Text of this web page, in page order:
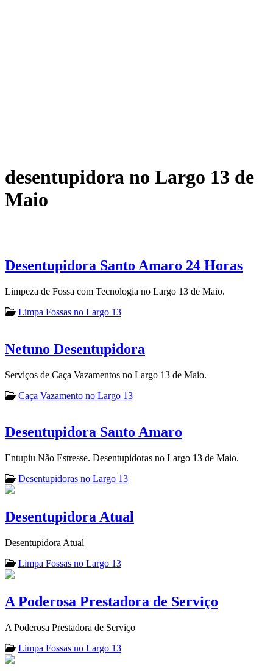
desentupidora no Largo 13 de
Maio
Desentupidora Santo Amaro 24 Horas
Limpeza de Fossa com Tecnologia no Largo 13 de Maio.
Limpa Fossas no Largo 13
Netuno Desentupidora
Serviços de Caça Vazamentos no Largo 13 de Maio.
Caça Vazamento no Largo 13
Desentupidora Santo Amaro
Entupiu Não Estresse. Desentupidoras no Largo 13 de Maio.
Desentupidoras no Largo 13
Desentupidora Atual
Desentupidora Atual
Limpa Fossas no Largo 13
A Poderosa Prestadora de Serviço
A Poderosa Prestadora de Serviço
Limpa Fossas no Largo 13